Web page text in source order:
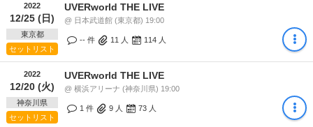
2022
12/25 (日)
東京都
セットリスト
UVERworld THE LIVE
@ 日本武道館 (東京都) 19:00
-- 件 11 人 114 人
2022
12/20 (火)
神奈川県
セットリスト
UVERworld THE LIVE
@ 横浜アリーナ (神奈川県) 19:00
1 件 9 人 73 人